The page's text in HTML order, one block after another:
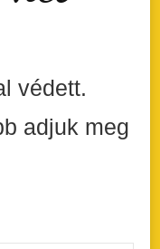
védett.
adjuk meg